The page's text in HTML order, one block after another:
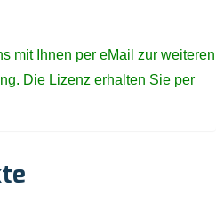
mit Ihnen per eMail zur weiteren
Die Lizenz erhalten Sie per